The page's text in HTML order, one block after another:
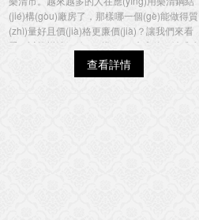
(jié)構(gòu)廠房了，那樣哪一個(gè)能做得質
(zhì)量好且價(jià)格更廉價(jià)？讓我們來看
看。誠能樂清鋼結(jié)構(gòu)廠房的一站式生
產(chǎn)設(shè)施和專業(yè)的生產(chǎn)技...
查看詳情